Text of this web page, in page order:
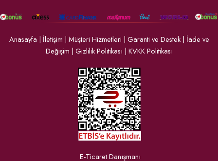
Anasayfa | İletişim | Müşteri Hizmetleri | Garanti ve Destek| İade ve
Değişim | Gizlilik Politikası | KVKK Politikası
E-Ticaret Danışmanı